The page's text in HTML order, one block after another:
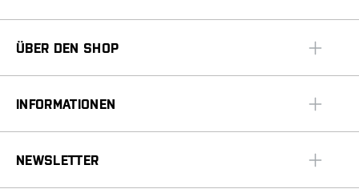
ÜBER DEN SHOP
INFORMATIONEN
NEWSLETTER